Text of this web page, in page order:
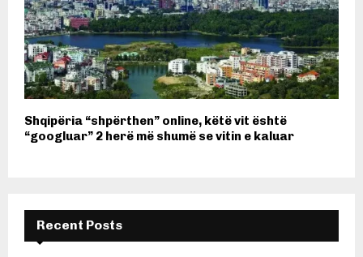
Shqipëria “shpërthen” online, këtë vit është
“googluar” 2 herë më shumë se vitin e kaluar
Recent Posts